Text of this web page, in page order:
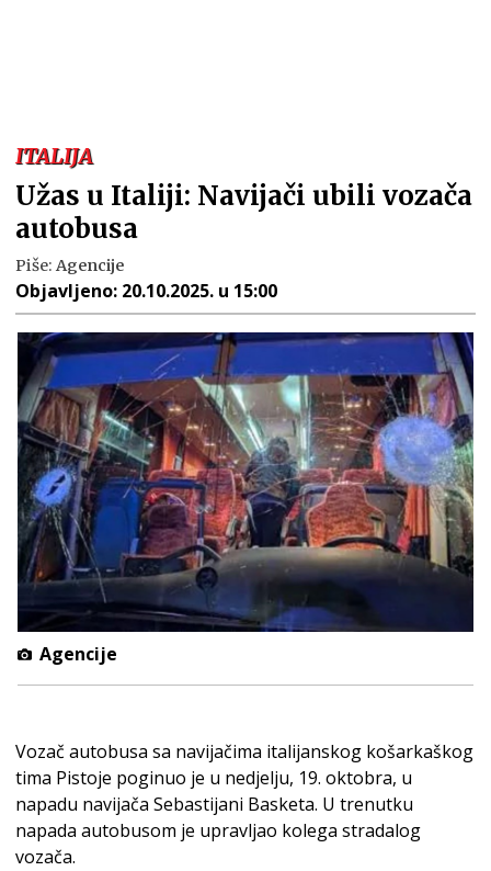
ITALIJA
Užas u Italiji: Navijači ubili vozača
autobusa
Piše: Agencije
Objavljeno: 20.10.2025. u 15:00
Agencije
Vozač autobusa sa navijačima italijanskog košarkaškog
tima Pistoje poginuo je u nedjelju, 19. oktobra, u
napadu navijača Sebastijani Basketa. U trenutku
napada autobusom je upravljao kolega stradalog
vozača.